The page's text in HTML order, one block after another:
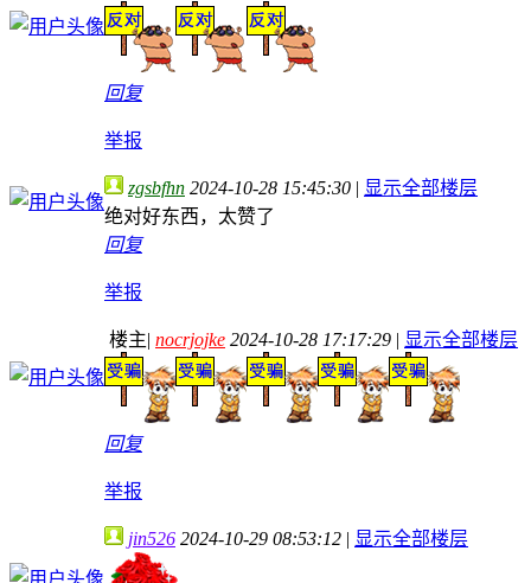
回复
举报
zgsbfhn 2024-10-28 15:45:30 | 显示全部楼层
绝对好东西，太赞了
回复
举报
楼主| nocrjojke 2024-10-28 17:17:29 | 显示全部楼层
回复
举报
jin526 2024-10-29 08:53:12 | 显示全部楼层